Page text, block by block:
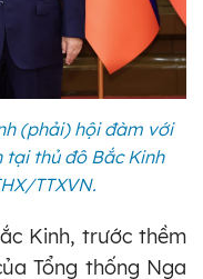
(phải) hội đàm với
tại thủ đô Bắc Kinh
TTXVN.
Kinh, trước thềm
Tổng thống Nga